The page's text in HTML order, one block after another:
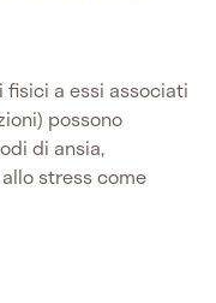
fisici a essi associati
possono
di ansia,
stress come